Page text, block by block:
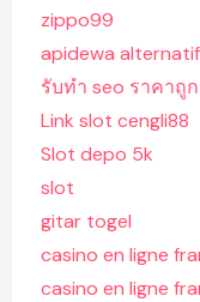
zippo99
apidewa alternatif
รับทํา seo ราคาถูก
Link slot cengli88
Slot depo 5k
slot
gitar togel
casino en ligne
casino en ligne